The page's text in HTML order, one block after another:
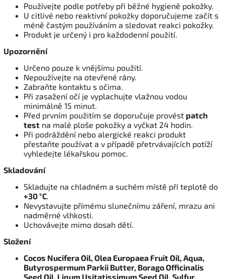
Používejte podle potřeby při běžné hygieně pokožky.
U citlivé nebo reaktivní pokožky doporučujeme začít s
méně častým používáním a sledovat reakci pokožky.
Produkt je určený i pro každodenní použití.
Upozornění
Určeno pouze k vnějšímu použití.
Nepoužívejte na otevřené rány.
Zabraňte kontaktu s očima.
Při zasažení očí je vyplachujte vlažnou vodou
minimálně 15 minut.
Před prvním použitím se doporučuje provést patch
test na malé ploše pokožky a vyčkat 24 hodin.
Při podráždění nebo alergické reakci produkt
přestaňte používat a v případě přetrvávajících potíží
vyhledejte lékařskou pomoc.
Skladování
Skladujte na chladném a suchém místě při teplotě do
+30 °C.
Nevystavujte přímému slunečnímu záření, mrazu ani
nadměrné vlhkosti.
Uchovávejte mimo dosah dětí.
Složení
Cocos Nucifera Oil, Olea Europaea Fruit Oil, Aqua,
Butyrospermum Parkii Butter, Borago Officinalis
Seed Oil, Linum Usitatissimum Seed Oil, Sulfur,